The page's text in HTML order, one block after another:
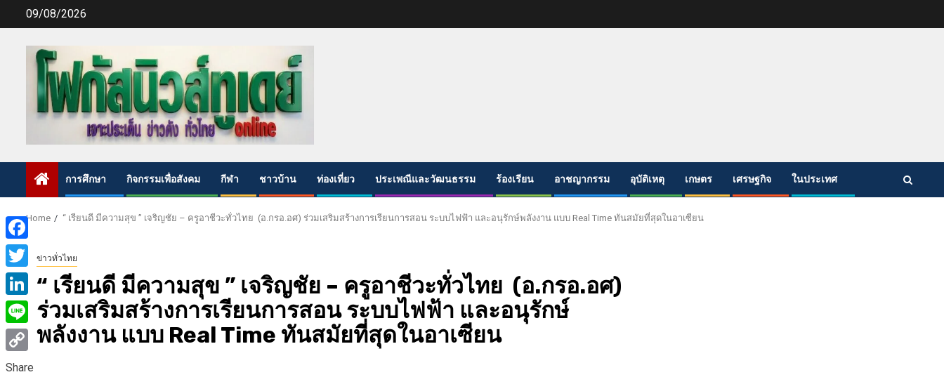
09/08/2026
การศึกษา กิจกรรมเพื่อสังคม กีฬา ชาวบ้าน ท่องเที่ยว ประเพณีและวัฒนธรรม ร้องเรียน อาชญากรรม อุบัติเหตุ เกษตร เศรษฐกิจ ในประเทศ
Home “ เรียนดี มีความสุข ” เจริญชัย – ครูอาชีวะทั่วไทย (อ.กรอ.อศ) ร่วมเสริมสร้างการเรียนการสอน ระบบไฟฟ้า และอนุรักษ์พลังงาน แบบ Real Time ทันสมัยที่สุดในอาเซียน
ข่าวทั่วไทย
“ เรียนดี มีความสุข ” เจริญชัย – ครูอาชีวะทั่วไทย (อ.กรอ.อศ)
ร่วมเสริมสร้างการเรียนการสอน ระบบไฟฟ้า และอนุรักษ์
พลังงาน แบบ Real Time ทันสมัยที่สุดในอาเซียน
Facebook
Twitter
LinkedIn
Line
Copy
Share